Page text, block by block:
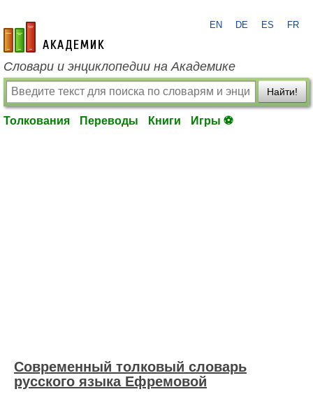
academic.ru
EN DE ES FR
Словари и энциклопедии на Академике
Найти!
Толкования Переводы Книги Игры ⚽
Современный толковый словарь
русского языка Ефремовой